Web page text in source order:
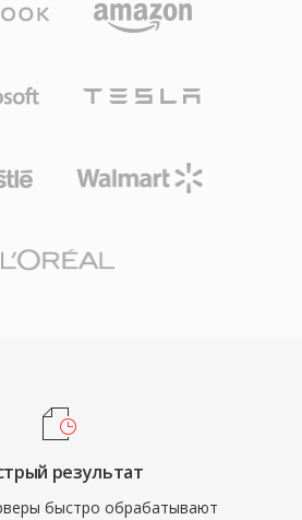
результат
быстро обрабатывают